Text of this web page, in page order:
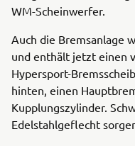
WM-Scheinwerfer.
Auch die Bremsanlage
und enthält jetzt einen
Hypersport-
hinten, einen
Kupplungszylinder.
Edelstahlgeflecht